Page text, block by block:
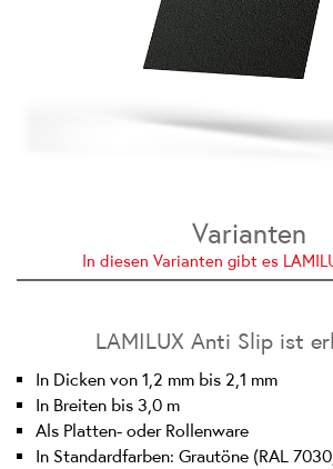
Varianten
In diesen Varianten gibt es
LAMILUX Anti Slip ist
In Dicken von 1,2 mm bis 2,1 mm
In Breiten bis 3,0 m
Als Platten- oder Rollenware
In Standardfarben: Grautöne (RAL